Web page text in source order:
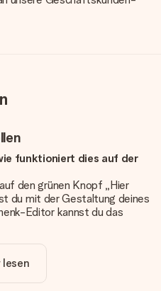
funktioniert dies auf der
den grünen Knopf „Hier
du mit der Gestaltung deines
Editor kannst du das
Designs, um deinem
zu verleihen.
lesen